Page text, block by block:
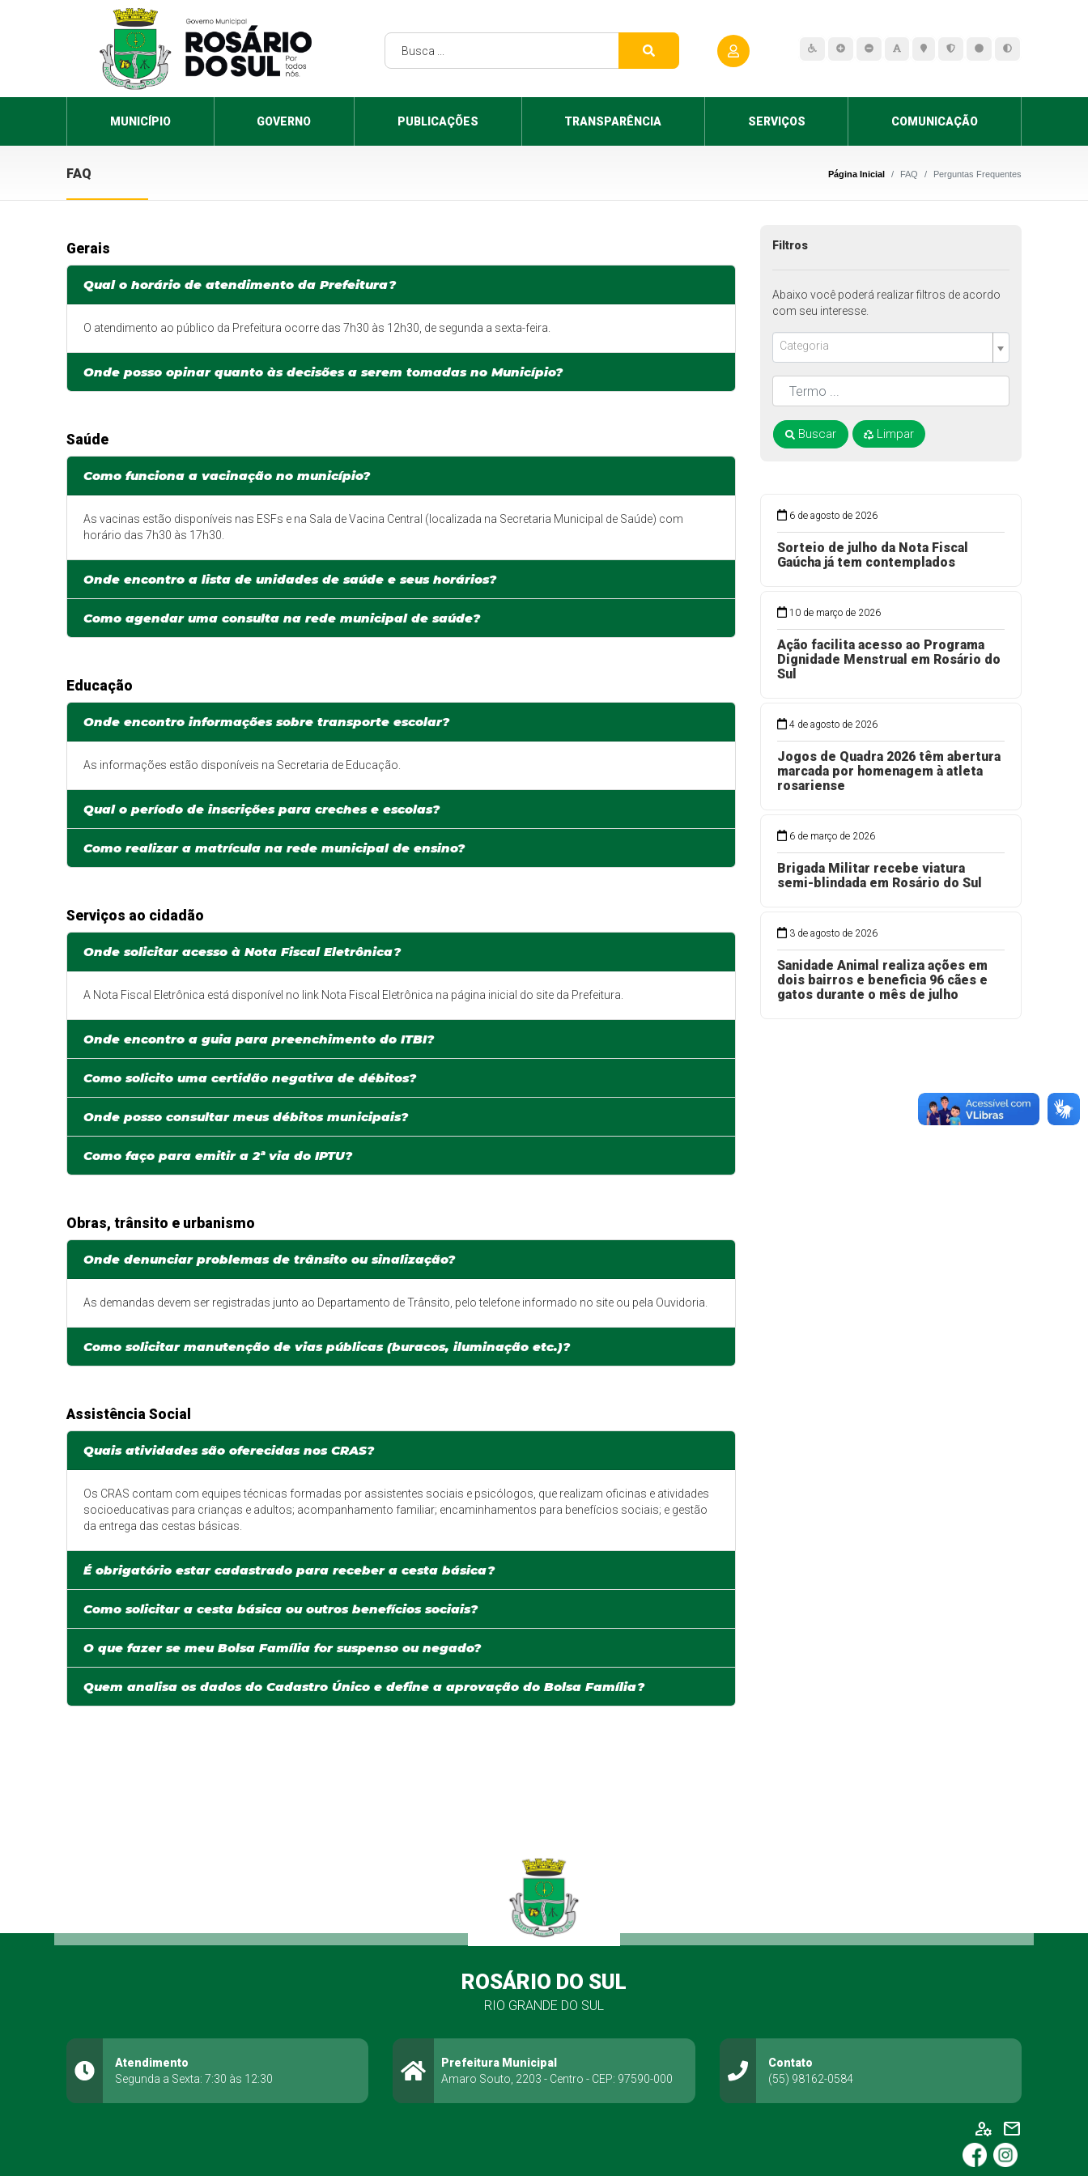
MUNICÍPIO GOVERNO PUBLICAÇÕES TRANSPARÊNCIA SERVIÇOS COMUNICAÇÃO
FAQ Página Inicial FAQ Perguntas Frequentes
Gerais
Qual o horário de atendimento da Prefeitura?
O atendimento ao público da Prefeitura ocorre das 7h30 às 12h30, de segunda a sexta-feira.
Onde posso opinar quanto às decisões a serem tomadas no Município?
Saúde
Como funciona a vacinação no município?
As vacinas estão disponíveis nas ESFs e na Sala de Vacina Central (localizada na Secretaria Municipal de Saúde) com
horário das 7h30 às 17h30.
Onde encontro a lista de unidades de saúde e seus horários?
Como agendar uma consulta na rede municipal de saúde?
Educação
Onde encontro informações sobre transporte escolar?
As informações estão disponíveis na Secretaria de Educação.
Qual o período de inscrições para creches e escolas?
Como realizar a matrícula na rede municipal de ensino?
Serviços ao cidadão
Onde solicitar acesso à Nota Fiscal Eletrônica?
A Nota Fiscal Eletrônica está disponível no link Nota Fiscal Eletrônica na página inicial do site da Prefeitura.
Onde encontro a guia para preenchimento do ITBI?
Como solicito uma certidão negativa de débitos?
Onde posso consultar meus débitos municipais?
Como faço para emitir a 2ª via do IPTU?
Obras, trânsito e urbanismo
Onde denunciar problemas de trânsito ou sinalização?
As demandas devem ser registradas junto ao Departamento de Trânsito, pelo telefone informado no site ou pela Ouvidoria.
Como solicitar manutenção de vias públicas (buracos, iluminação etc.)?
Assistência Social
Quais atividades são oferecidas nos CRAS?
Os CRAS contam com equipes técnicas formadas por assistentes sociais e psicólogos, que realizam oficinas e atividades
socioeducativas para crianças e adultos; acompanhamento familiar; encaminhamentos para benefícios sociais; e gestão
da entrega das cestas básicas.
É obrigatório estar cadastrado para receber a cesta básica?
Como solicitar a cesta básica ou outros benefícios sociais?
O que fazer se meu Bolsa Família for suspenso ou negado?
Quem analisa os dados do Cadastro Único e define a aprovação do Bolsa Família?
Filtros
Abaixo você poderá realizar filtros de acordo
com seu interesse.
Categoria
Buscar Limpar
6 de agosto de 2026
Sorteio de julho da Nota Fiscal
Gaúcha já tem contemplados
10 de março de 2026
Ação facilita acesso ao Programa
Dignidade Menstrual em Rosário do
Sul
4 de agosto de 2026
Jogos de Quadra 2026 têm abertura
marcada por homenagem à atleta
rosariense
6 de março de 2026
Brigada Militar recebe viatura
semi-blindada em Rosário do Sul
3 de agosto de 2026
Sanidade Animal realiza ações em
dois bairros e beneficia 96 cães e
gatos durante o mês de julho
ROSÁRIO DO SUL
RIO GRANDE DO SUL
Atendimento
Segunda a Sexta: 7:30 às 12:30
Prefeitura Municipal
Amaro Souto, 2203 - Centro - CEP: 97590-000
Contato
(55) 98162-0584
manage_accounts mail